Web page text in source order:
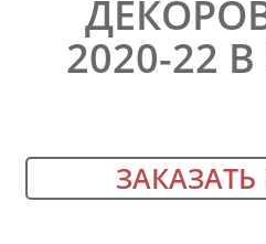
ДЕКОРОВ
2020-22